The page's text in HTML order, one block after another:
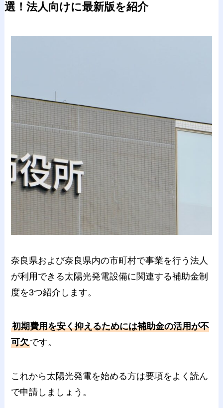
選！法人向けに最新版を紹介
奈良県および奈良県内の市町村で事業を行う法人
が利用できる太陽光発電設備に関連する補助金制
度を3つ紹介します。
初期費用を安く抑えるためには補助金の活用が不
可欠です。
これから太陽光発電を始める方は要項をよく読ん
で申請しましょう。